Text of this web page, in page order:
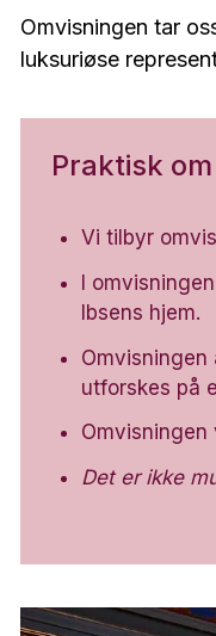
Omvisningen tar
luksuriøse
Praktisk
Vi tilbyr
I
Ibsens hjem.
utforskes på
Omvisningen
Det er ikke